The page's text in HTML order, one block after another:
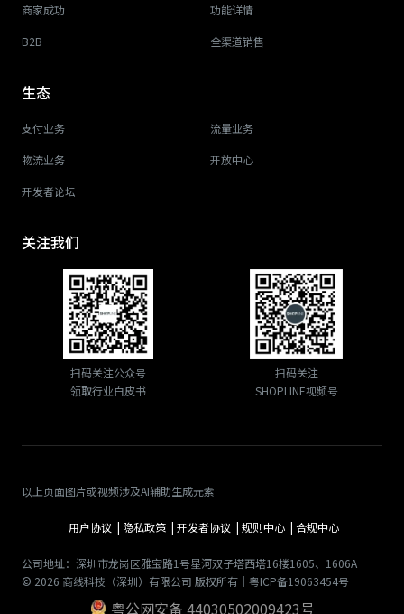
商家成功 功能详情
B2B 全渠道销售
生态
支付业务 流量业务
物流业务 开放中心
开发者论坛
关注我们
扫码关注公众号
领取行业白皮书
扫码关注
SHOPLINE视频号
以上页面图片或视频涉及AI辅助生成元素
用户协议 | 隐私政策 | 开发者协议 | 规则中心 | 合规中心
公司地址：深圳市龙岗区雅宝路1号星河双子塔西塔16楼1605、1606A
© 2026 商线科技（深圳）有限公司 版权所有｜粤ICP备19063454号
粤公网安备 44030502009423号